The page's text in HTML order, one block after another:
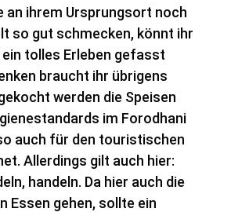
an ihrem Ursprungsort noch
so gut schmecken, könnt ihr
tolles Erleben gefasst
braucht ihr übrigens
werden die Speisen
im Forodhani
auch für den touristischen
Allerdings gilt auch hier:
handeln. Da hier auch die
Essen gehen, sollte ein